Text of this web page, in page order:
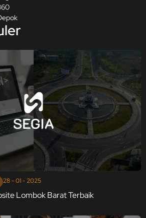
28 - 01 - 2025
Lombok Barat Terbaik